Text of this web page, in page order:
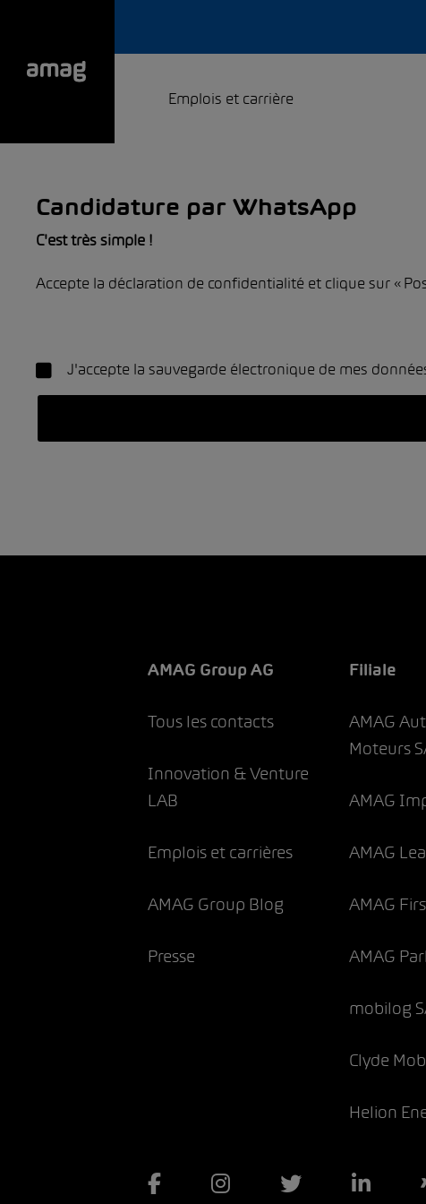
Emplois et carrière
Candidature par WhatsApp
C'est très simple !
Accepte la déclaration de confidentialité et clique sur «
J'accepte la sauvegarde électronique de mes
AMAG Group AG
Tous les contacts
Innovation & Venture
LAB
Emplois et carrières
AMAG Group Blog
Presse
Filiale
AMAG
Moteurs
AMAG
AMAG
AMAG
AMAG
mobilog
Clyde
Helion